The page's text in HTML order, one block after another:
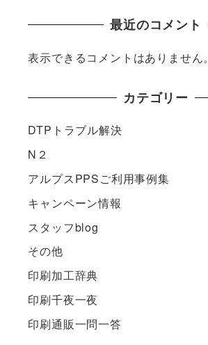
最近のコメント
表示できるコメントはありません。
カテゴリー
DTPトラブル解決
N２
アルプスPPSご利用事例集
キャンペーン情報
スタッフblog
その他
印刷加工辞典
印刷千夜一夜
印刷通販一問一答